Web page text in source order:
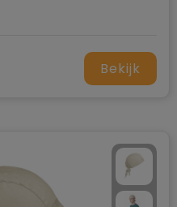
Bekijk